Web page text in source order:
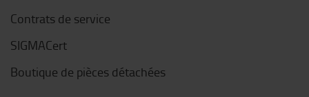
Contrats de service
SIGMACert
Boutique de pièces détachées